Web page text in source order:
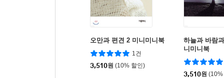
오만과 편견 2 미니미니북
1건
3,510원 (10% 할인)
하늘과 바람
니미니북
3,510원 (10%